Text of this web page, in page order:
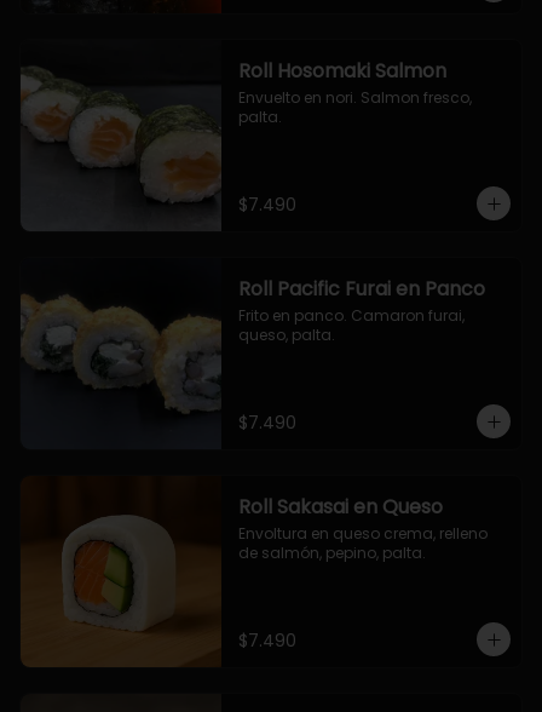
Roll Hosomaki Salmon
Envuelto en nori. Salmon fresco,
palta.
$7.490
Roll Pacific Furai en Panco
Frito en panco. Camaron furai,
queso, palta.
$7.490
Roll Sakasai en Queso
Envoltura en queso crema, relleno
de salmón, pepino, palta.
$7.490